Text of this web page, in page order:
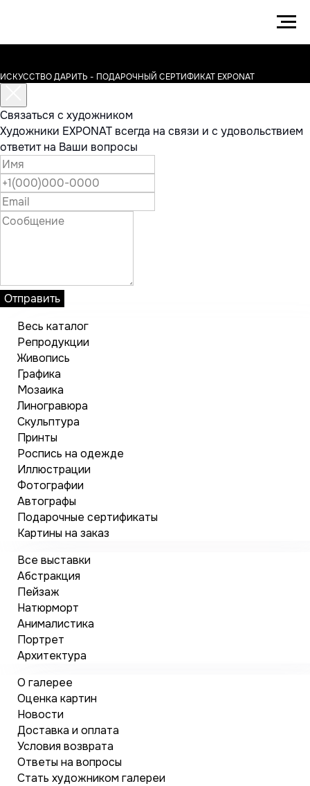
ИСКУССТВО ДАРИТЬ - ПОДАРОЧНЫЙ СЕРТИФИКАТ EXPONAT
Связаться с художником
Художники EXPONAT всегда на связи и с удовольствием
ответит на Ваши вопросы
Отправить
Весь каталог
Репродукции
Живопись
Графика
Мозаика
Линогравюра
Скульптура
Принты
Роспись на одежде
Иллюстрации
Фотографии
Автографы
Подарочные сертификаты
Картины на заказ
Все выставки
Абстракция
Пейзаж
Натюрморт
Анималистика
Портрет
Архитектура
О галерее
Оценка картин
Новости
Доставка и оплата
Условия возврата
Ответы на вопросы
Стать художником галереи